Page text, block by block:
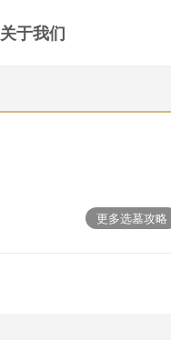
关于我们
更多选墓攻略